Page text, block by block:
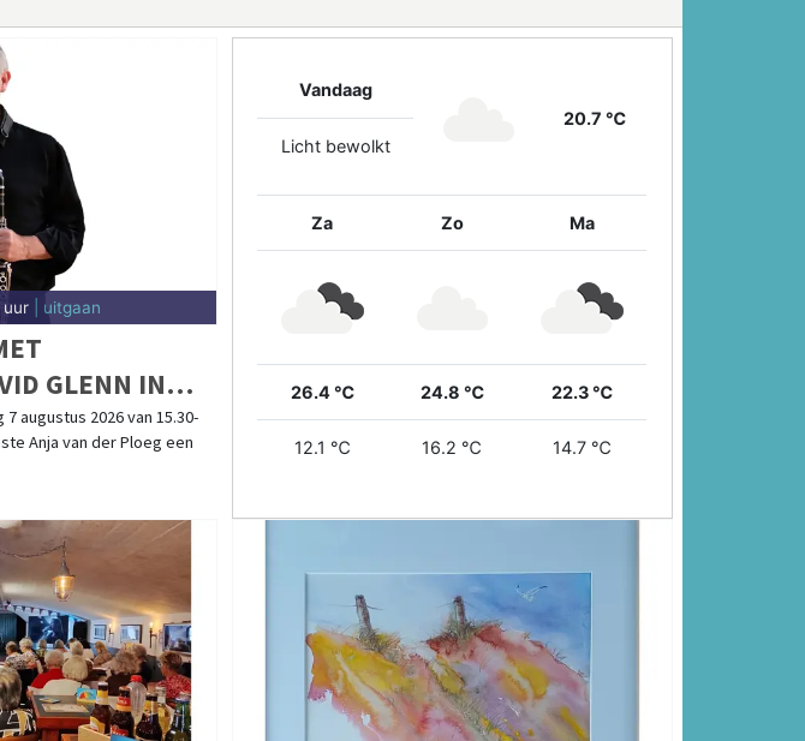
| uitgaan
GLENN IN
7 augustus 2026 van 15.30-
Anja van der Ploeg een
Vandaag
20.7 ℃
Licht bewolkt
Za Zo Ma
26.4 ℃ 24.8 ℃ 22.3 ℃
12.1 ℃ 16.2 ℃ 14.7 ℃